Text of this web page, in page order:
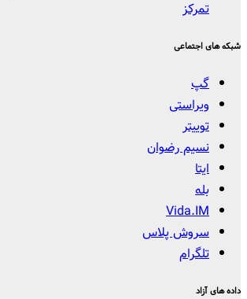
تمرکز
شبکه های اجتماعی
گپ
ویراستی
توییتر
نسیم رضوان
ایتا
بله
Vida.IM
سروش پلاس
تلگرام
داده های آزاد